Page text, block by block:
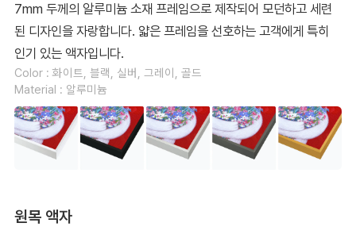
7mm 두께의 알루미늄 소재 프레임으로 제작되어 모던하고 세련
된 디자인을 자랑합니다. 얇은 프레임을 선호하는 고객에게 특히
인기 있는 액자입니다.
Color : 화이트, 블랙, 실버, 그레이, 골드
Material : 알루미늄
원목 액자